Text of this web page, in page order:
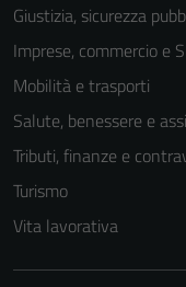
Giustizia, sicurezza
Imprese, commercio e
Mobilità e trasporti
Salute, benessere e
Tributi, finanze e
Turismo
Vita lavorativa